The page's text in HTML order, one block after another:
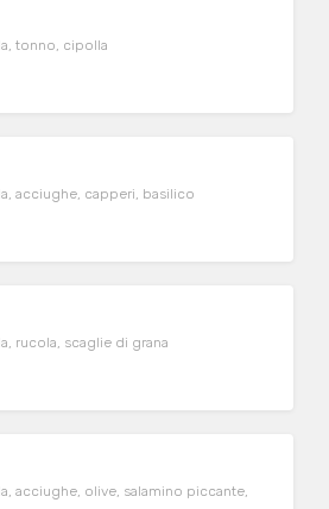
tonno, cipolla
acciughe, capperi, basilico
rucola, scaglie di grana
acciughe, olive, salamino piccante,